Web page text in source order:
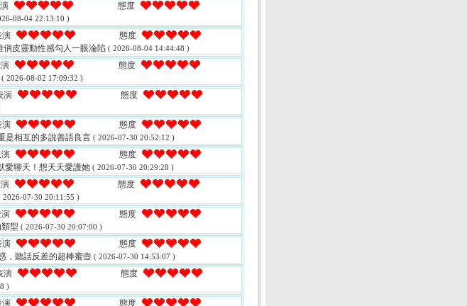
態度
08-04 22:13:10 )
演 態度
皮靈動性感勾人一眼淪陷 ( 2026-08-04 14:44:48 )
態度
( 2026-08-02 17:09:32 )
演 態度
演 態度
是相互的多說善語良言 ( 2026-07-30 20:52:12 )
態度
愛聊天！想天天愛護她 ( 2026-07-30 20:29:28 )
態度
2026-07-30 20:11:55 )
態度
型 ( 2026-07-30 20:07:00 )
演 態度
，聽話反差的超棒蜜壺 ( 2026-07-30 14:53:07 )
演 態度
)
演 態度